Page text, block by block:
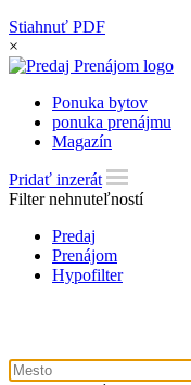
Stiahnuť PDF
×
Ponuka bytov
ponuka prenájmu
Magazín
Pridať inzerát
Filter nehnuteľností
Predaj
Prenájom
Hypofilter